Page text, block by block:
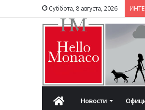
Суббота, 8 августа, 2026
ГлавнаяНовости